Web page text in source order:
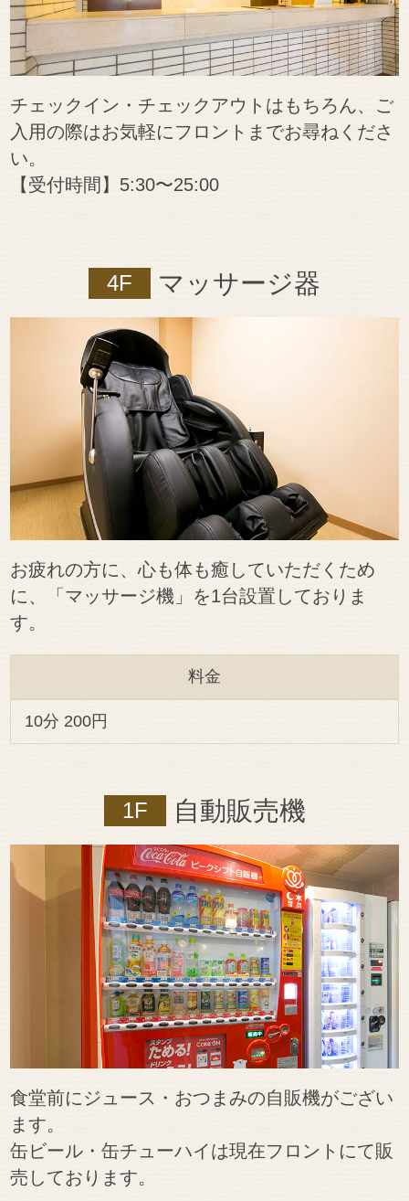
チェックイン・チェックアウトはもちろん、ご
入用の際はお気軽にフロントまでお尋ねくださ
い。
【受付時間】5:30〜25:00
4F マッサージ器
お疲れの方に、心も体も癒していただくため
に、「マッサージ機」を1台設置しておりま
す。
料金
10分 200円
1F 自動販売機
食堂前にジュース・おつまみの自販機がござい
ます。
缶ビール・缶チューハイは現在フロントにて販
売しております。